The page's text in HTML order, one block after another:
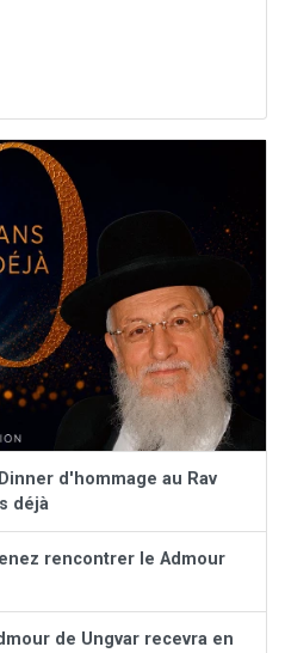
Dinner d'hommage au Rav
déjà
rencontrer le Admour
de Ungvar recevra en